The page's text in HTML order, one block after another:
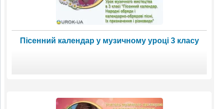
Пісенний календар у музичному уроці 3 класу